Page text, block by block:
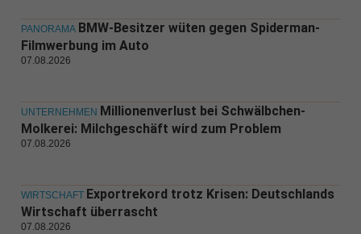
PANORAMA BMW-Besitzer wüten gegen Spiderman-
Filmwerbung im Auto
07.08.2026
UNTERNEHMEN Millionenverlust bei Schwälbchen-
Molkerei: Milchgeschäft wird zum Problem
07.08.2026
WIRTSCHAFT Exportrekord trotz Krisen: Deutschlands
Wirtschaft überrascht
07.08.2026